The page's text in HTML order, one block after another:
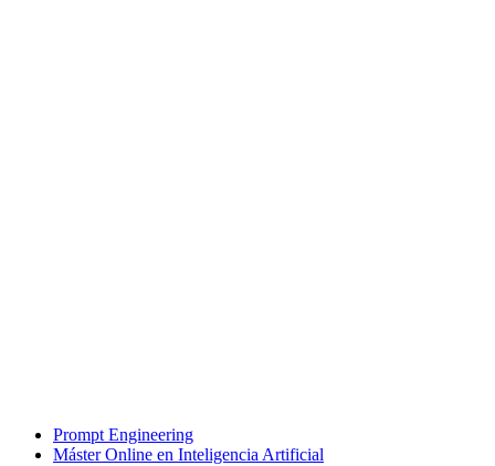
Prompt Engineering
Máster Online en Inteligencia Artificial